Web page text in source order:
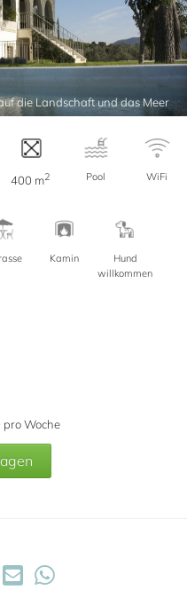
die Landschaft und das Meer
400 m2 Pool WiFi
Kamin
Hund
willkommen
pro Woche